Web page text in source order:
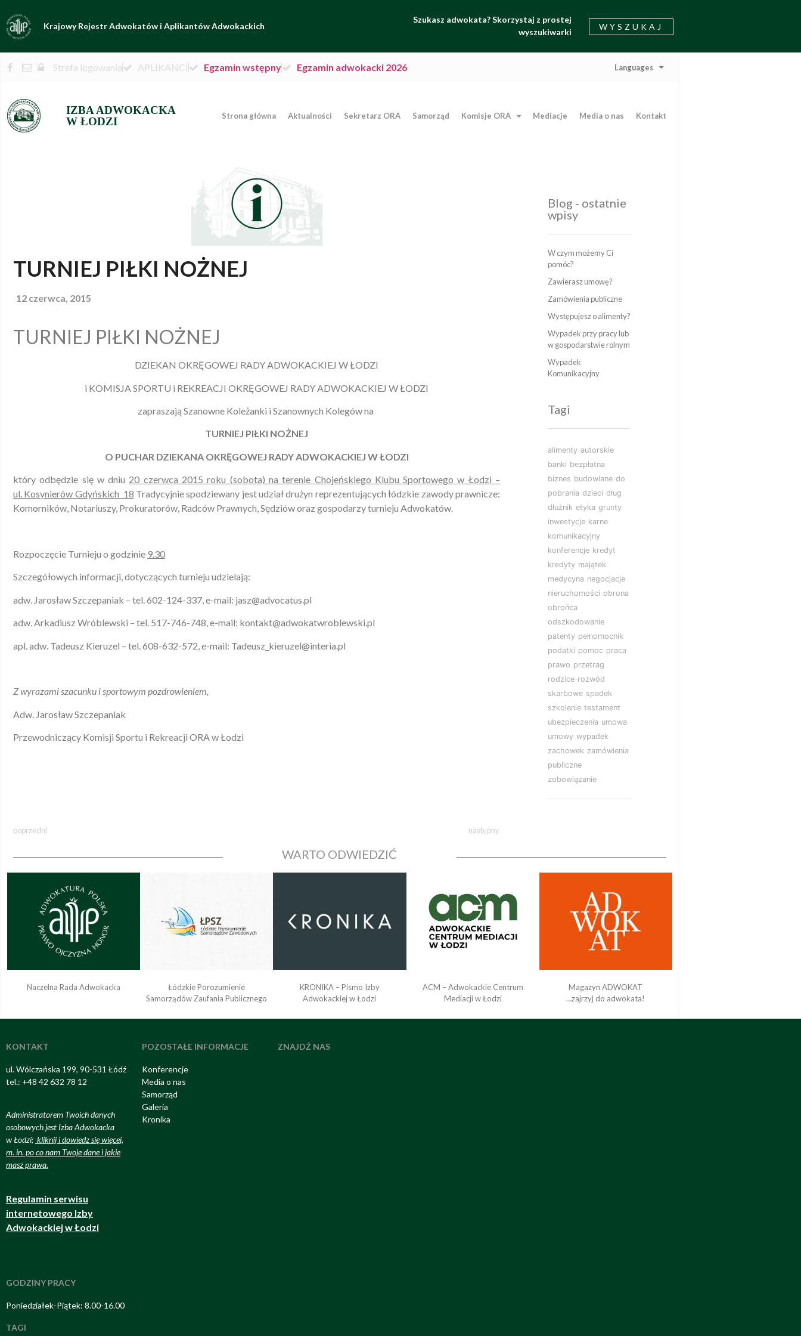
Krajowy Rejestr Adwokatów i Aplikantów Adwokackich
Szukasz adwokata? Skorzystaj z prostej
wyszukiwarki
WYSZUKAJ
Strefa logowania APLIKANCI Egzamin wstępny Egzamin adwokacki 2026 Languages
IZBA ADWOKACKA
W ŁODZI
Strona główna Aktualności Sekretarz ORA Samorząd Komisje ORA Mediacje Media o nas Kontakt
TURNIEJ PIŁKI NOŻNEJ
12 czerwca, 2015
TURNIEJ PIŁKI NOŻNEJ
DZIEKAN OKRĘGOWEJ RADY ADWOKACKIEJ W ŁODZI
i KOMISJA SPORTU i REKREACJI OKRĘGOWEJ RADY ADWOKACKIEJ W ŁODZI
zapraszają Szanowne Koleżanki i Szanownych Kolegów na
TURNIEJ PIŁKI NOŻNEJ
O PUCHAR DZIEKANA OKRĘGOWEJ RADY ADWOKACKIEJ W ŁODZI
który odbędzie się w dniu 20 czerwca 2015 roku (sobota) na terenie Chojeńskiego Klubu Sportowego w Łodzi –
ul. Kosynierów Gdyńskich 18 Tradycyjnie spodziewany jest udział drużyn reprezentujących łódzkie zawody prawnicze:
Komorników, Notariuszy, Prokuratorów, Radców Prawnych, Sędziów oraz gospodarzy turnieju Adwokatów.
Rozpoczęcie Turnieju o godzinie 9.30
Szczegółowych informacji, dotyczących turnieju udzielają:
adw. Jarosław Szczepaniak – tel. 602-124-337, e-mail: jasz@advocatus.pl
adw. Arkadiusz Wróblewski – tel. 517-746-748, e-mail: kontakt@adwokatwroblewski.pl
apl. adw. Tadeusz Kieruzel – tel. 608-632-572, e-mail: Tadeusz_kieruzel@interia.pl
Z wyrazami szacunku i sportowym pozdrowieniem,
Adw. Jarosław Szczepaniak
Przewodniczący Komisji Sportu i Rekreacji ORA w Łodzi
poprzedni następny
Blog - ostatnie
wpisy
W czym możemy Ci
pomóc?
Zawierasz umowę?
Zamówienia publiczne
Występujesz o alimenty?
Wypadek przy pracy lub
w gospodarstwie rolnym
Wypadek
Komunikacyjny
Tagi
alimenty autorskie
banki bezpłatna
biznes budowlane do
pobrania dzieci dług
dłużnik etyka grunty
inwestycje karne
komunikacyjny
konferencje kredyt
kredyty majątek
medycyna negocjacje
nieruchomości obrona
obrońca
odszkodowanie
patenty pełnomocnik
podatki pomoc praca
prawo przetrag
rodzice rozwód
skarbowe spadek
szkolenie testament
ubezpieczenia umowa
umowy wypadek
zachowek zamówienia
publiczne
zobowiązanie
WARTO ODWIEDZIĆ
Naczelna Rada Adwokacka
Łódzkie Porozumienie
Samorządów Zaufania Publicznego
KRONIKA – Pismo Izby
Adwokackiej w Łodzi
ACM – Adwokackie Centrum
Mediacji w Łodzi
Magazyn ADWOKAT
…zajrzyj do adwokata!
KONTAKT
ul. Wólczańska 199, 90-531 Łódź
tel.: +48 42 632 78 12
Administratorem Twoich danych
osobowych jest Izba Adwokacka
w Łodzi; kliknij i dowiedz się więcej,
m. in. po co nam Twoje dane i jakie
masz prawa.
Regulamin serwisu
internetowego Izby
Adwokackiej w Łodzi
GODZINY PRACY
Poniedziałek-Piątek: 8.00-16.00
POZOSTAŁE INFORMACJE
Konferencje
Media o nas
Samorząd
Galeria
Kronika
ZNAJDŹ NAS
TAGI